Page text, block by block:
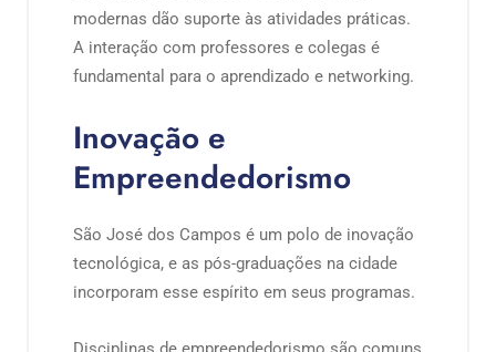
modernas dão suporte às atividades práticas.
A interação com professores e colegas é
fundamental para o aprendizado e networking.
Inovação e
Empreendedorismo
São José dos Campos é um polo de inovação
tecnológica, e as pós-graduações na cidade
incorporam esse espírito em seus programas.